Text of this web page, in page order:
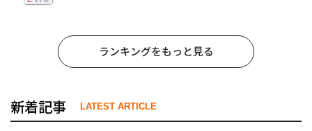
ランキングをもっと見る
新着記事 LATEST ARTICLE